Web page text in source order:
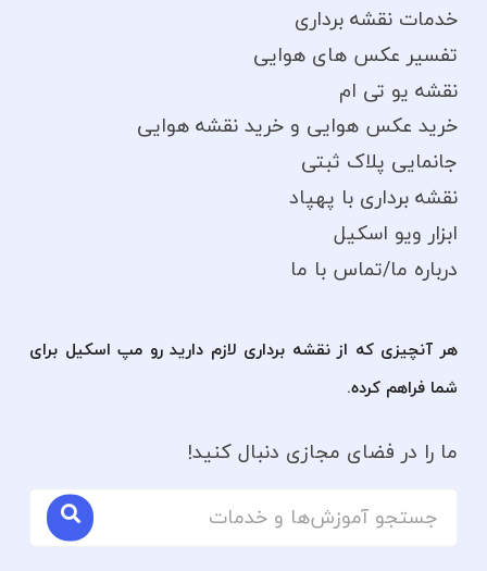
خدمات نقشه برداری
تفسیر عکس های هوایی
نقشه یو تی ام
خرید عکس هوایی و خرید نقشه هوایی
جانمایی پلاک ثبتی
نقشه برداری با پهپاد
ابزار ویو اسکیل
درباره ما/تماس با ما
هر آنچیزی که از نقشه برداری لازم دارید رو مپ اسکیل برای
شما فراهم کرده.
ما را در فضای مجازی دنبال کنید!